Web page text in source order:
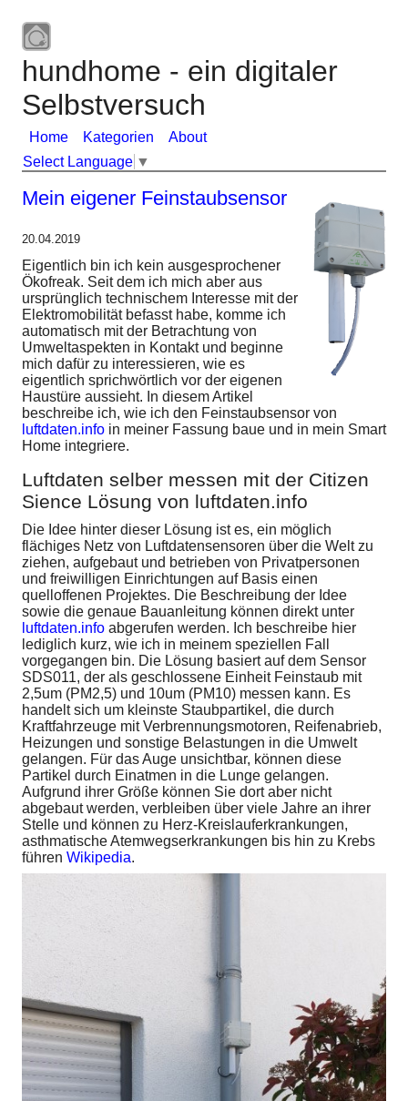
hundhome - ein digitaler
Selbstversuch
Home Kategorien
About
Select Language ▼
Mein eigener Feinstaubsensor
20.04.2019
Eigentlich bin ich kein ausgesprochener
Ökofreak. Seit dem ich mich aber aus
ursprünglich technischem Interesse mit der
Elektromobilität befasst habe, komme ich
automatisch mit der Betrachtung von
Umweltaspekten in Kontakt und beginne
mich dafür zu interessieren, wie es
eigentlich sprichwörtlich vor der eigenen
Haustüre aussieht. In diesem Artikel
beschreibe ich, wie ich den Feinstaubsensor von
luftdaten.info in meiner Fassung baue und in mein Smart
Home integriere.
Luftdaten selber messen mit der Citizen
Sience Lösung von luftdaten.info
Die Idee hinter dieser Lösung ist es, ein möglich
flächiges Netz von Luftdatensensoren über die Welt zu
ziehen, aufgebaut und betrieben von Privatpersonen
und freiwilligen Einrichtungen auf Basis einen
quelloffenen Projektes. Die Beschreibung der Idee
sowie die genaue Bauanleitung können direkt unter
luftdaten.info abgerufen werden. Ich beschreibe hier
lediglich kurz, wie ich in meinem speziellen Fall
vorgegangen bin. Die Lösung basiert auf dem Sensor
SDS011, der als geschlossene Einheit Feinstaub mit
2,5um (PM2,5) und 10um (PM10) messen kann. Es
handelt sich um kleinste Staubpartikel, die durch
Kraftfahrzeuge mit Verbrennungsmotoren, Reifenabrieb,
Heizungen und sonstige Belastungen in die Umwelt
gelangen. Für das Auge unsichtbar, können diese
Partikel durch Einatmen in die Lunge gelangen.
Aufgrund ihrer Größe können Sie dort aber nicht
abgebaut werden, verbleiben über viele Jahre an ihrer
Stelle und können zu Herz-Kreislauferkrankungen,
asthmatische Atemwegserkrankungen bis hin zu Krebs
führen Wikipedia.